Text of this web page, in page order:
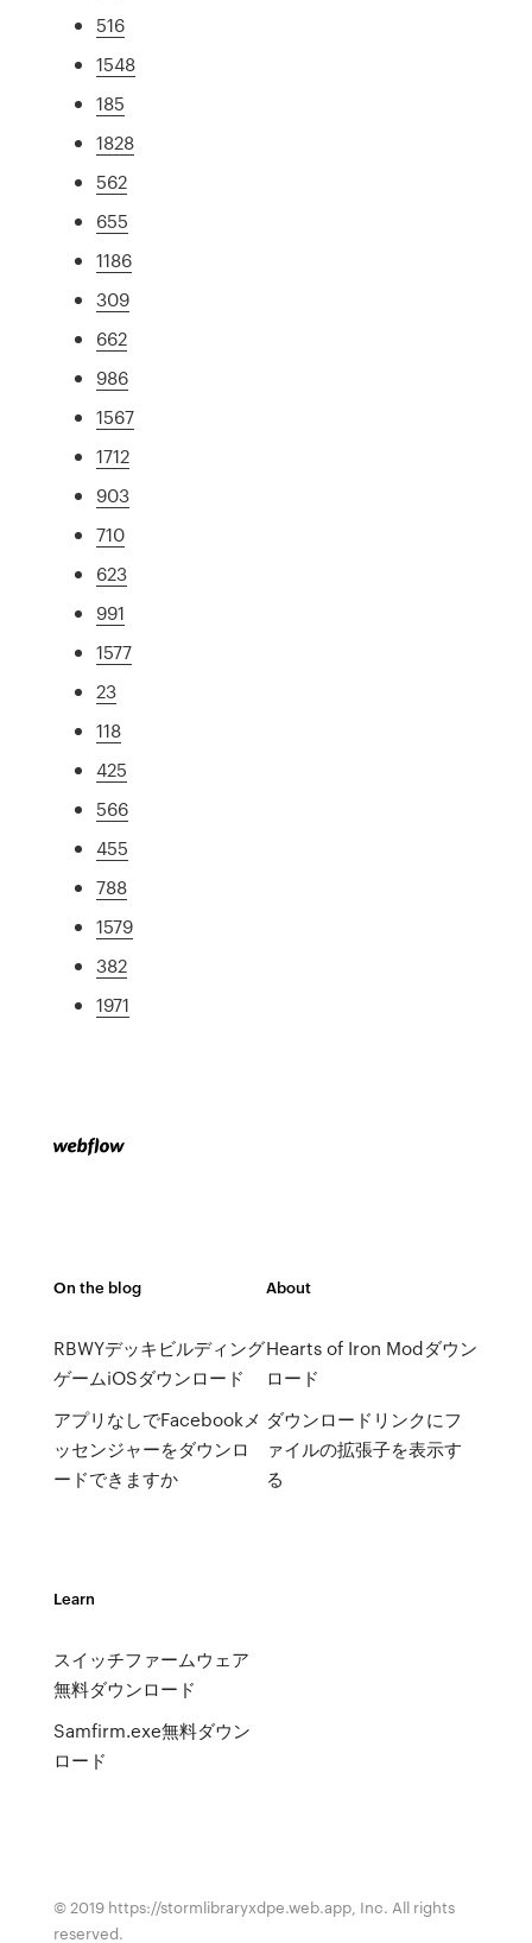
516
1548
185
1828
562
655
1186
309
662
986
1567
1712
903
710
623
991
1577
23
118
425
566
455
788
1579
382
1971
On the blog
RBWYデッキビルディング
ゲームiOSダウンロード
アプリなしでFacebookメ
ッセンジャーをダウンロ
ードできますか
About
Hearts of Iron Modダウン
ロード
ダウンロードリンクにフ
ァイルの拡張子を表示す
る
Learn
スイッチファームウェア
無料ダウンロード
Samfirm.exe無料ダウン
ロード
© 2019 https://stormlibraryxdpe.web.app, Inc. All rights
reserved.